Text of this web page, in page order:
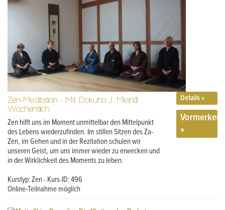
Zen-Meditation - Mit Dokuho J. Meindl
Wöchentlich
Zen hilft uns im Moment unmittelbar den Mittelpunkt
des Lebens wiederzufinden. Im stillen Sitzen des Za-
Zen, im Gehen und in der Rezitation schulen wir
unseren Geist, um uns immer wieder zu erwecken und
in der Wirklichkeit des Moments zu leben.
Kurstyp: Zen - Kurs-ID: 496
Online-Teilnahme möglich
Details »
Vormerken
»